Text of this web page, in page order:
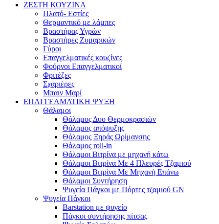
ΖΕΣΤΗ ΚΟΥΖΙΝΑ
Πλατό- Εστίες
Θερμαντικό με λάμπες
Βραστήρας Υγρών
Βραστήρες Ζυμαρικών
Γύροι
Επαγγελματικές κουζίνες
Φούρνοι Επαγγελματικοί
Φριτέζες
Σχαριέρες
Μπαιν Μαρί
ΕΠΑΓΓΕΛΜΑΤΙΚΗ ΨΥΞΗ
Θάλαμοι
Θάλαμος Δυο Θερμοκρασιών
Θάλαμος απόψυξης
Θάλαμος Ξηράς Ωρίμανσης
Θάλαμος roll-in
Θάλαμοι Βιτρίνα με μηχανή κάτω
Θάλαμοι Βιτρίνα Με 4 Πλευρές Τζαμιού
Θάλαμοι Βιτρίνα Με Μηχανή Επάνω
Θάλαμοι Συντήρηση
Ψυγεία Πάγκοι με Πόρτες τζαμιού GN
Ψυγεία Πάγκοι
Barstation με ψυγείο
Πάγκοι συντήρησης πίτσας